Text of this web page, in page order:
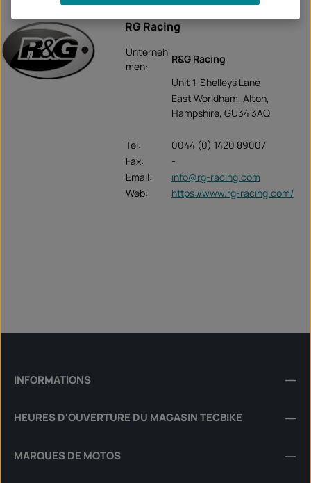
RG Racing
Unterneh
men:
R&G Racing
Unit 1, Shelleys Lane
East Worldham, Alton,
Hampshire, GU34 3AQ
Tel:
0044 (0) 1420 89007
Fax:
-
Email:
info@rg-racing.com
Web:
https://www.rg-racing.com/
INFORMATIONS
HEURES D'OUVERTURE DU MAGASIN TECBIKE
MARQUES DE MOTOS